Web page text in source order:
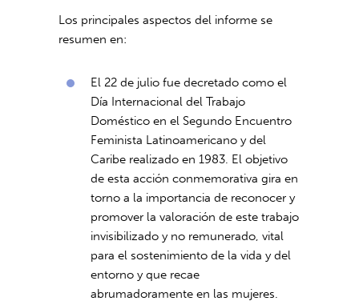
Los principales aspectos del informe se
resumen en:
El 22 de julio fue decretado como el
Día Internacional del Trabajo
Doméstico en el Segundo Encuentro
Feminista Latinoamericano y del
Caribe realizado en 1983. El objetivo
de esta acción conmemorativa gira en
torno a la importancia de reconocer y
promover la valoración de este trabajo
invisibilizado y no remunerado, vital
para el sostenimiento de la vida y del
entorno y que recae
abrumadoramente en las mujeres.